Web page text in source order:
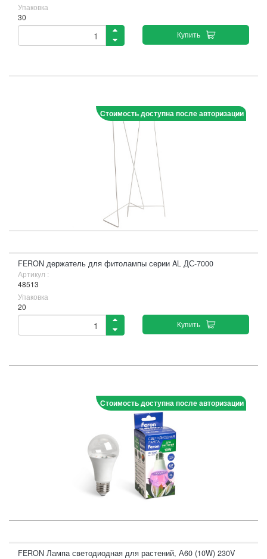
Упаковка
30
Купить
Стоимость доступна после авторизации
FERON держатель для фитолампы серии AL ДС-7000
Артикул :
48513
Упаковка
20
Купить
Стоимость доступна после авторизации
FERON Лампа светодиодная для растений, А60 (10W) 230V